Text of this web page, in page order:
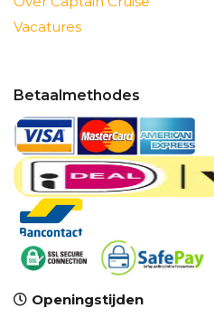
Vacatures
Betaalmethodes
Openingstijden